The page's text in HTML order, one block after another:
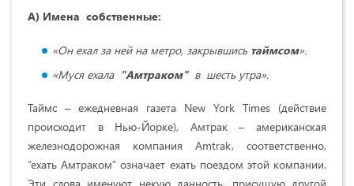
А) Имена собственные:
«Он ехал за ней на метро, закрывшись таймсом».
«Муся ехала "Амтраком" в шесть утра».
Таймс – ежедневная газета New York Times (действие
происходит в Нью-Йорке), Амтрак – американская
железнодорожная компания Amtrak, соответственно,
“ехать Амтраком” означает ехать поездом этой компании.
Эти слова именуют некую данность, присущую другой